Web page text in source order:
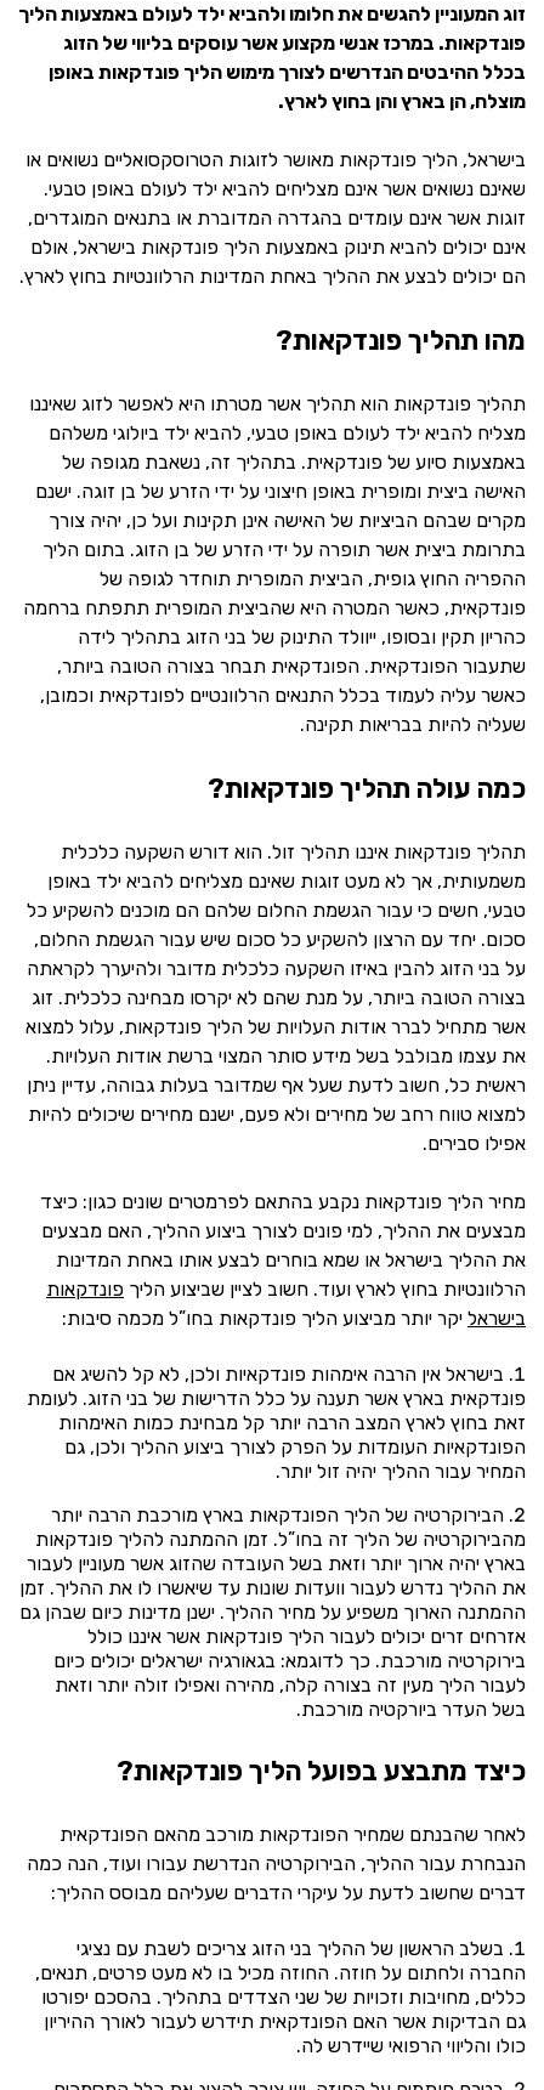
זוג המעוניין להגשים את חלומו ולהביא ילד לעולם באמצעות הליך
פונדקאות. במרכז אנשי מקצוע אשר עוסקים בליווי של הזוג
בכלל ההיבטים הנדרשים לצורך מימוש הליך פונדקאות באופן
מוצלח, הן בארץ והן בחוץ לארץ.
בישראל, הליך פונדקאות מאושר לזוגות הטרוסקסואליים נשואים או
שאינם נשואים אשר אינם מצליחים להביא ילד לעולם באופן טבעי.
זוגות אשר אינם עומדים בהגדרה המדוברת או בתנאים המוגדרים,
אינם יכולים להביא תינוק באמצעות הליך פונדקאות בישראל, אולם
הם יכולים לבצע את ההליך באחת המדינות הרלוונטיות בחוץ לארץ.
מהו תהליך פונדקאות?
תהליך פונדקאות הוא תהליך אשר מטרתו היא לאפשר לזוג שאיננו
מצליח להביא ילד לעולם באופן טבעי, להביא ילד ביולוגי משלהם
באמצעות סיוע של פונדקאית. בתהליך זה, נשאבת מגופה של
האישה ביצית ומופרית באופן חיצוני על ידי הזרע של בן זוגה. ישנם
מקרים שבהם הביציות של האישה אינן תקינות ועל כן, יהיה צורך
בתרומת ביצית אשר תופרה על ידי הזרע של בן הזוג. בתום הליך
ההפריה החוץ גופית, הביצית המופרית תוחדר לגופה של
פונדקאית, כאשר המטרה היא שהביצית המופרית תתפתח ברחמה
כהריון תקין ובסופו, ייוולד התינוק של בני הזוג בתהליך לידה
שתעבור הפונדקאית. הפונדקאית תבחר בצורה הטובה ביותר,
כאשר עליה לעמוד בכלל התנאים הרלוונטיים לפונדקאית וכמובן,
שעליה להיות בבריאות תקינה.
כמה עולה תהליך פונדקאות?
תהליך פונדקאות איננו תהליך זול. הוא דורש השקעה כלכלית
משמעותית, אך לא מעט זוגות שאינם מצליחים להביא ילד באופן
טבעי, חשים כי עבור הגשמת החלום שלהם הם מוכנים להשקיע כל
סכום. יחד עם הרצון להשקיע כל סכום שיש עבור הגשמת החלום,
על בני הזוג להבין באיזו השקעה כלכלית מדובר ולהיערך לקראתה
בצורה הטובה ביותר, על מנת שהם לא יקרסו מבחינה כלכלית. זוג
אשר מתחיל לברר אודות העלויות של הליך פונדקאות, עלול למצוא
את עצמו מבולבל בשל מידע סותר המצוי ברשת אודות העלויות.
ראשית כל, חשוב לדעת שעל אף שמדובר בעלות גבוהה, עדיין ניתן
למצוא טווח רחב של מחירים ולא פעם, ישנם מחירים שיכולים להיות
אפילו סבירים.
מחיר הליך פונדקאות נקבע בהתאם לפרמטרים שונים כגון: כיצד
מבצעים את ההליך, למי פונים לצורך ביצוע ההליך, האם מבצעים
את ההליך בישראל או שמא בוחרים לבצע אותו באחת המדינות
הרלוונטיות בחוץ לארץ ועוד. חשוב לציין שביצוע הליך פונדקאות
בישראל יקר יותר מביצוע הליך פונדקאות בחו”ל מכמה סיבות:
בישראל אין הרבה אימהות פונדקאיות ולכן, לא קל להשיג אם
פונדקאית בארץ אשר תענה על כלל הדרישות של בני הזוג. לעומת
זאת בחוץ לארץ המצב הרבה יותר קל מבחינת כמות האימהות
הפונדקאיות העומדות על הפרק לצורך ביצוע ההליך ולכן, גם
המחיר עבור ההליך יהיה זול יותר.
הבירוקרטיה של הליך הפונדקאות בארץ מורכבת הרבה יותר
מהבירוקרטיה של הליך זה בחו”ל. זמן ההמתנה להליך פונדקאות
בארץ יהיה ארוך יותר וזאת בשל העובדה שהזוג אשר מעוניין לעבור
את ההליך נדרש לעבור וועדות שונות עד שיאשרו לו את ההליך. זמן
ההמתנה הארוך משפיע על מחיר ההליך. ישנן מדינות כיום שבהן גם
אזרחים זרים יכולים לעבור הליך פונדקאות אשר איננו כולל
בירוקרטיה מורכבת. כך לדוגמא: בגאורגיה ישראלים יכולים כיום
לעבור הליך מעין זה בצורה קלה, מהירה ואפילו זולה יותר וזאת
בשל העדר ביורקטיה מורכבת.
כיצד מתבצע בפועל הליך פונדקאות?
לאחר שהבנתם שמחיר הפונדקאות מורכב מהאם הפונדקאית
הנבחרת עבור ההליך, הבירוקרטיה הנדרשת עבורו ועוד, הנה כמה
דברים שחשוב לדעת על עיקרי הדברים שעליהם מבוסס ההליך:
בשלב הראשון של ההליך בני הזוג צריכים לשבת עם נציגי
החברה ולחתום על חוזה. החוזה מכיל בו לא מעט פרטים, תנאים,
כללים, מחויבות וזכויות של שני הצדדים בתהליך. בהסכם יפורטו
גם הבדיקות אשר האם הפונדקאית תידרש לעבור לאורך ההיריון
כולו והליווי הרפואי שיידרש לה.